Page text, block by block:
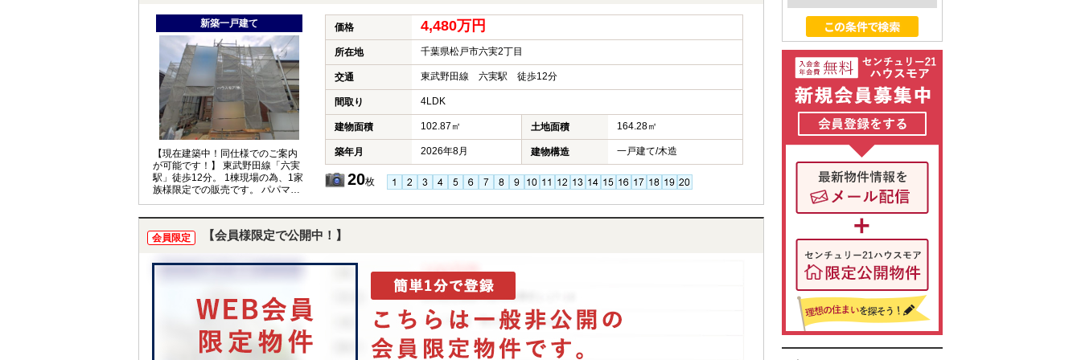
新築一戸建て
【現在建築中！同仕様でのご案内
が可能です！】 東武野田線「六実
駅」徒歩12分。 1棟現場の為、1家
族様限定での販売です。 パパママ
安心の通学距離、小学校徒歩1分！
価格 4,480万円
所在地 千葉県松戸市六実2丁目
交通 東武野田線 六実駅 徒歩12分
間取り 4LDK
建物面積 102.87㎡ 土地面積 164.28㎡
築年月 2026年8月 建物構造 一戸建て/木造
20枚
会員限定 【会員様限定で公開中！】